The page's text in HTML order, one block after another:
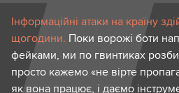
Інформаційні атаки на країну
щогодини. Поки ворожі боти
фейками, ми по гвинтиках
просто кажемо «не вірте
як вона працює, і даємо